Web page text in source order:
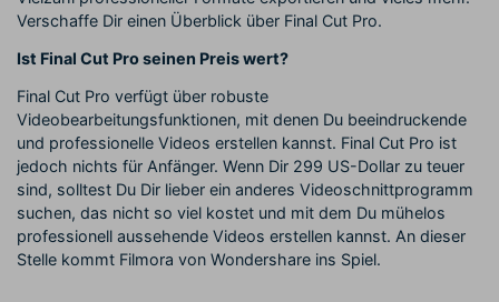
Verschaffe Dir einen Überblick über Final Cut Pro.
Ist Final Cut Pro seinen Preis wert?
Final Cut Pro verfügt über robuste
Videobearbeitungsfunktionen, mit denen Du beeindruckende
und professionelle Videos erstellen kannst. Final Cut Pro ist
jedoch nichts für Anfänger. Wenn Dir 299 US-Dollar zu teuer
sind, solltest Du Dir lieber ein anderes Videoschnittprogramm
suchen, das nicht so viel kostet und mit dem Du mühelos
professionell aussehende Videos erstellen kannst. An dieser
Stelle kommt Filmora von Wondershare ins Spiel.